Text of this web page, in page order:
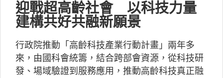
迎戰超高齡社會 以科技力量
建構共好共融新願景
行政院推動「高齡科技產業行動計畫」兩年多
來，由國科會統籌，結合跨部會資源，從科技研
發、場域驗證到服務應用，推動高齡科技真正融